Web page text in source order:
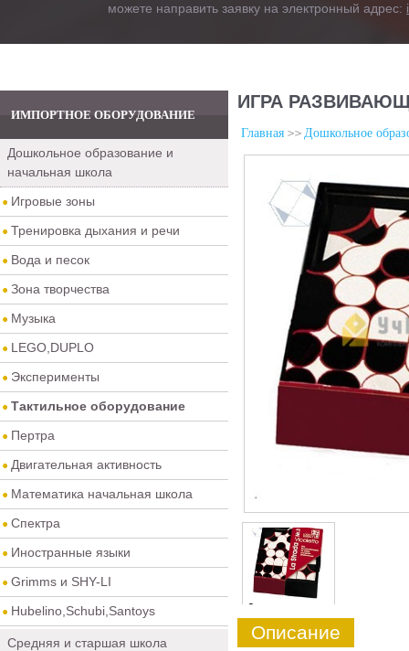
можете направить заявку на электронный адрес:
ИМПОРТНОЕ ОБОРУДОВАНИЕ
Дошкольное образование и
начальная школа
Игровые зоны
Тренировка дыхания и речи
Вода и песок
Зона творчества
Музыка
LEGO,DUPLO
Эксперименты
Тактильное оборудование
Пертра
Двигательная активность
Математика начальная школа
Спектра
Иностранные языки
Grimms и SHY-LI
Hubelino,Schubi,Santoys
Средняя и старшая школа
ИГРА
Главная Дошкольное
0
Описание